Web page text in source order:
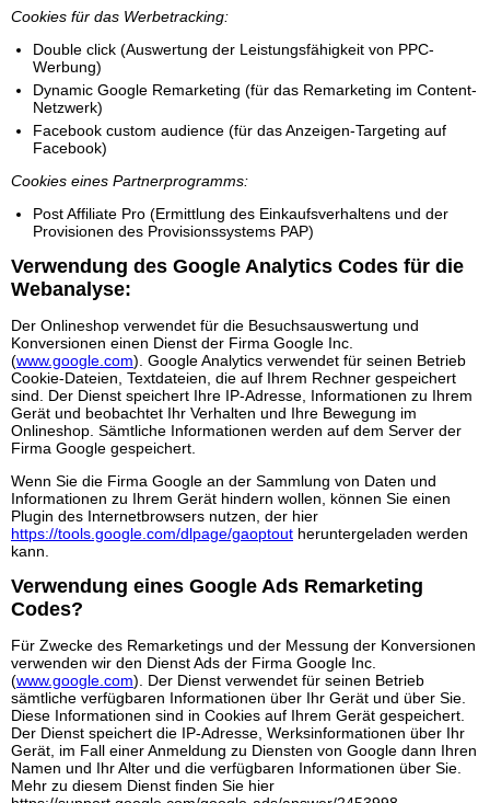
Cookies für das Werbetracking:
Double click (Auswertung der Leistungsfähigkeit von PPC-
Werbung)
Dynamic Google Remarketing (für das Remarketing im Content-
Netzwerk)
Facebook custom audience (für das Anzeigen-Targeting auf
Facebook)
Cookies eines Partnerprogramms:
Post Affiliate Pro (Ermittlung des Einkaufsverhaltens und der
Provisionen des Provisionssystems PAP)
Verwendung des Google Analytics Codes für die
Webanalyse:
Der Onlineshop verwendet für die Besuchsauswertung und
Konversionen einen Dienst der Firma Google Inc.
(www.google.com). Google Analytics verwendet für seinen Betrieb
Cookie-Dateien, Textdateien, die auf Ihrem Rechner gespeichert
sind. Der Dienst speichert Ihre IP-Adresse, Informationen zu Ihrem
Gerät und beobachtet Ihr Verhalten und Ihre Bewegung im
Onlineshop. Sämtliche Informationen werden auf dem Server der
Firma Google gespeichert.
Wenn Sie die Firma Google an der Sammlung von Daten und
Informationen zu Ihrem Gerät hindern wollen, können Sie einen
Plugin des Internetbrowsers nutzen, der hier
https://tools.google.com/dlpage/gaoptout heruntergeladen werden
kann.
Verwendung eines Google Ads Remarketing
Codes?
Für Zwecke des Remarketings und der Messung der Konversionen
verwenden wir den Dienst Ads der Firma Google Inc.
(www.google.com). Der Dienst verwendet für seinen Betrieb
sämtliche verfügbaren Informationen über Ihr Gerät und über Sie.
Diese Informationen sind in Cookies auf Ihrem Gerät gespeichert.
Der Dienst speichert die IP-Adresse, Werksinformationen über Ihr
Gerät, im Fall einer Anmeldung zu Diensten von Google dann Ihren
Namen und Ihr Alter und die verfügbaren Informationen über Sie.
Mehr zu diesem Dienst finden Sie hier